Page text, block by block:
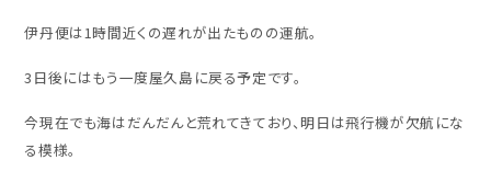
伊丹便は1時間近くの遅れが出たものの運航。
3日後にはもう一度屋久島に戻る予定です。
今現在でも海はだんだんと荒れてきており、明日は飛行機が欠航にな
る模様。